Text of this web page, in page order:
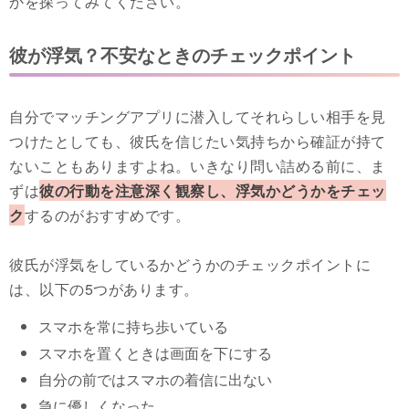
彼が浮気？不安なときのチェックポイント
自分でマッチングアプリに潜入してそれらしい相手を見
つけたとしても、彼氏を信じたい気持ちから確証が持て
ないこともありますよね。いきなり問い詰める前に、ま
ずは彼の行動を注意深く観察し、浮気かどうかをチェッ
クするのがおすすめです。
彼氏が浮気をしているかどうかのチェックポイントに
は、以下の5つがあります。
スマホを常に持ち歩いている
スマホを置くときは画面を下にする
自分の前ではスマホの着信に出ない